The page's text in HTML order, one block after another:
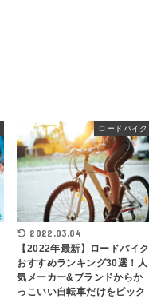
ロードバイク
2022.03.04
【2022年最新】ロードバイク
おすすめランキング30選！人
気メーカー&ブランドからか
っこいい自転車だけをピック